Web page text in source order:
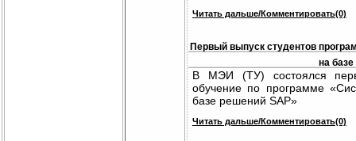
Читать дальше/Комментировать(0)
Первый выпуск студентов
на
В МЭИ (ТУ) состоялся
обучение по программе
базе решений SAP»
Читать дальше/Комментировать(0)